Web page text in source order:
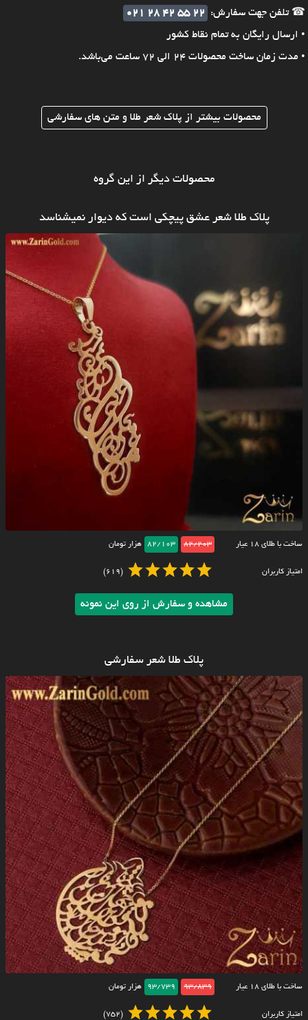
☎ تلفن جهت سفارش:
021 28 42 55 22
• ارسال رایگان به تمام نقاط کشور
• مدت زمان ساخت محصولات 24 الی 72 ساعت می‌باشد.
محصولات بیشتر از پلاک شعر طلا و متن های سفارشی
محصولات دیگر از این گروه
پلاک طلا شعر عشق پیچکی است که دیوار نمیشناسد
ساخت با طلای ۱۸ عیار 82/203
82/103 هزار تومان
امتیاز کاربران (619)
مشاهده و سفارش از روی این نمونه
پلاک طلا شعر سفارشی
ساخت با طلای ۱۸ عیار 93/839
93/739 هزار تومان
امتیاز کاربران (752)